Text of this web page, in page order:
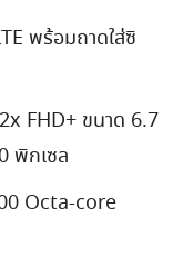
พร้อมถาดใส่ซิ
FHD+ ขนาด 6.7
พิกเซล
Octa-core